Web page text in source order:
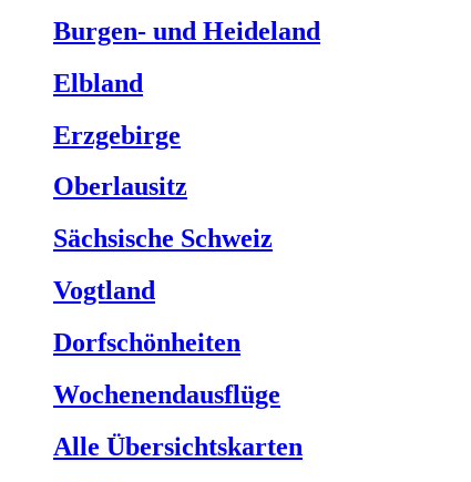
Burgen- und Heideland
Elbland
Erzgebirge
Oberlausitz
Sächsische Schweiz
Vogtland
Dorfschönheiten
Wochenendausflüge
Alle Übersichtskarten